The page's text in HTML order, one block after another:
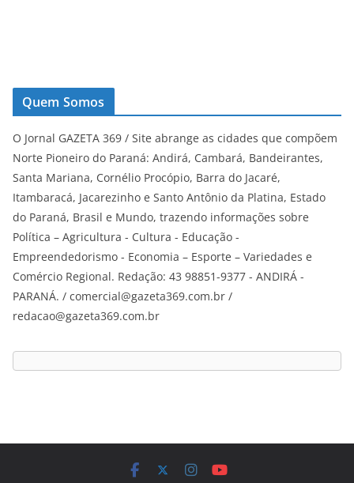
Quem Somos
O Jornal GAZETA 369 / Site abrange as cidades que compõem
Norte Pioneiro do Paraná: Andirá, Cambará, Bandeirantes,
Santa Mariana, Cornélio Procópio, Barra do Jacaré,
Itambaracá, Jacarezinho e Santo Antônio da Platina, Estado
do Paraná, Brasil e Mundo, trazendo informações sobre
Política – Agricultura - Cultura - Educação -
Empreendedorismo - Economia – Esporte – Variedades e
Comércio Regional. Redação: 43 98851-9377 - ANDIRÁ -
PARANÁ. / comercial@gazeta369.com.br /
redacao@gazeta369.com.br